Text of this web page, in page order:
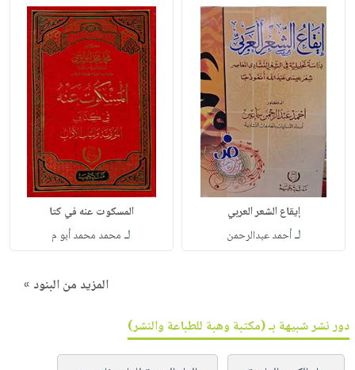
إيقاع الشعر العربي
لـأحمد عبدالرحمن
المسكوت عنه في كتا
لـ محمد محمد أبو م
المزيد من البنود »
دور نشر شبيهة بـ (مكتبة وهبة للطباعة والنشر)